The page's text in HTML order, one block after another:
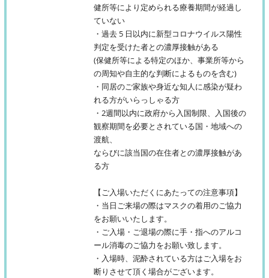
健所等により定められる療養期間が経過し
ていない
・過去 5 日以内に新型コロナウイルス陽性
判定を受けた者との濃厚接触がある
(保健所等による特定のほか、事業所等から
の周知や自主的な判断によるものを含む)
・同居のご家族や身近な知人に感染が疑わ
れる方がいらっしゃる方
・2週間以内に政府から入国制限、入国後の
観察期間を必要とされている国・地域への
渡航、
ならびに該当国の在住者との濃厚接触があ
る方
【ご入場いただくにあたっての注意事項】
・当日ご来場の際はマスクの着用のご協力
をお願いいたします。
・ご入場・ご退場の際に手・指へのアルコ
ール消毒のご協力をお願い致します。
・入場時、泥酔されている方はご入場をお
断りさせて頂く場合がございます。